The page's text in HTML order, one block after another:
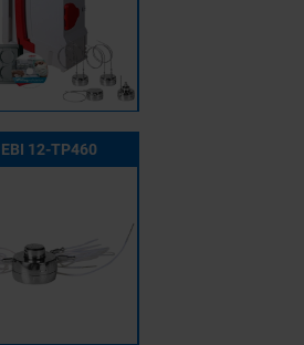
EBI 12-TP460